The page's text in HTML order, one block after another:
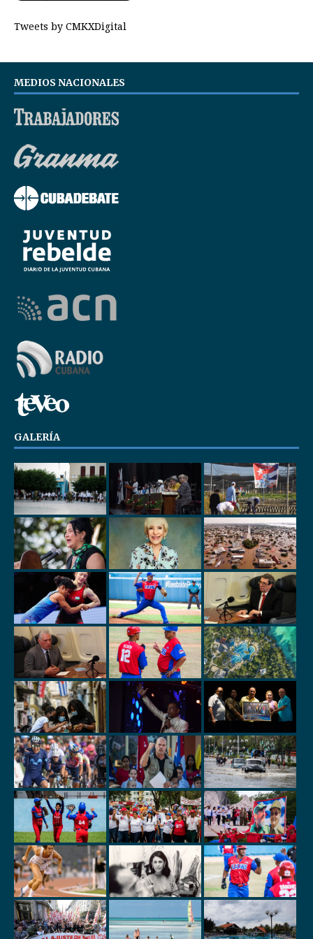
Tweets by CMKXDigital
MEDIOS NACIONALES
GALERÍA